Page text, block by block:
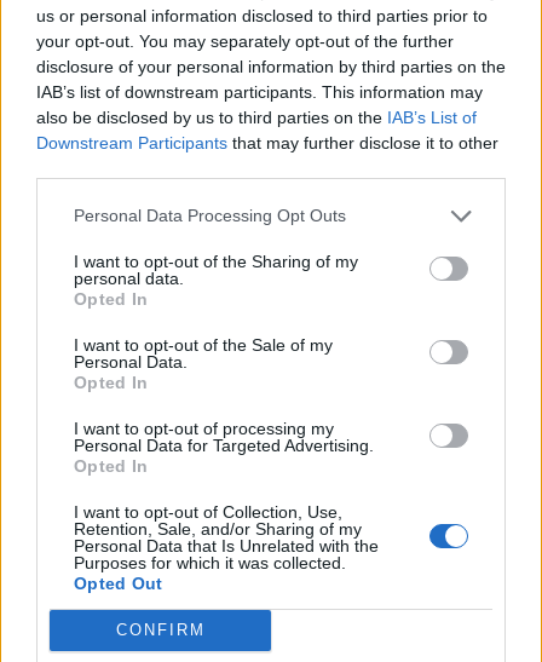
us or personal information disclosed to third parties prior to
your opt-out. You may separately opt-out of the further
disclosure of your personal information by third parties on the
IAB’s list of downstream participants. This information may
also be disclosed by us to third parties on the IAB’s List of
Downstream Participants that may further disclose it to other
Personal Data Processing Opt Outs
I want to opt-out of the Sharing of my
personal data.
Opted In
I want to opt-out of the Sale of my
Personal Data.
Opted In
I want to opt-out of processing my
Personal Data for Targeted Advertising.
Opted In
I want to opt-out of Collection, Use,
Retention, Sale, and/or Sharing of my
Personal Data that Is Unrelated with the
Purposes for which it was collected.
Opted Out
CONFIRM